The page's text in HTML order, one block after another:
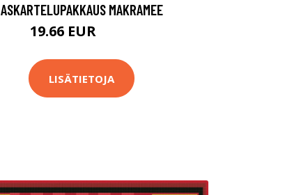
ASKARTELUPAKKAUS MAKRAMEE
19.66 EUR
LISÄTIETOJA